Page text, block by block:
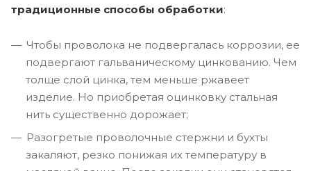
традиционные способы обработки:
Чтобы проволока не подвергалась коррозии, ее
подвергают гальваническому цинкованию. Чем
толще слой цинка, тем меньше ржавеет
изделие. Но приобретая оцинковку стальная
нить существенно дорожает;
Разогретые проволочные стержни и бухты
закаляют, резко понижая их температуру в